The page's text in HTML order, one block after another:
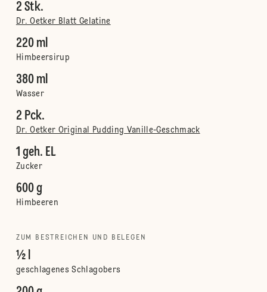
2 Stk.
Dr. Oetker Blatt Gelatine
220 ml
Himbeersirup
380 ml
Wasser
2 Pck.
Dr. Oetker Original Pudding Vanille-Geschmack
1 geh. EL
Zucker
600 g
Himbeeren
ZUM BESTREICHEN UND BELEGEN
½ l
geschlagenes Schlagobers